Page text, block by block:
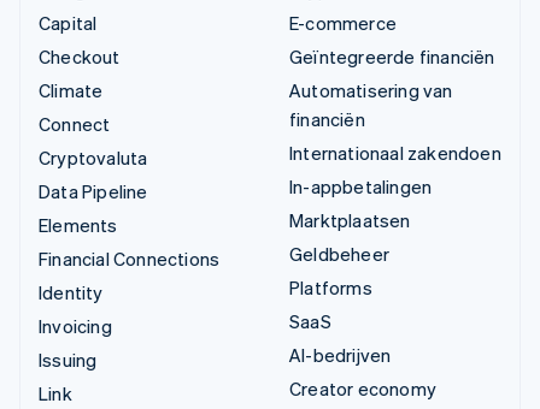
Capital
Checkout
Climate
Connect
Cryptovaluta
Data Pipeline
Elements
Financial Connections
Identity
Invoicing
Issuing
Link
E-commerce
Geïntegreerde financiën
Automatisering van
financiën
Internationaal zakendoen
In-appbetalingen
Marktplaatsen
Geldbeheer
Platforms
SaaS
AI-bedrijven
Creator economy